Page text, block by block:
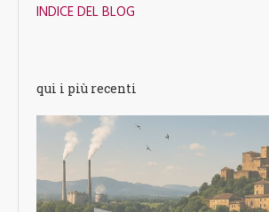
INDICE DEL BLOG
qui i più recenti